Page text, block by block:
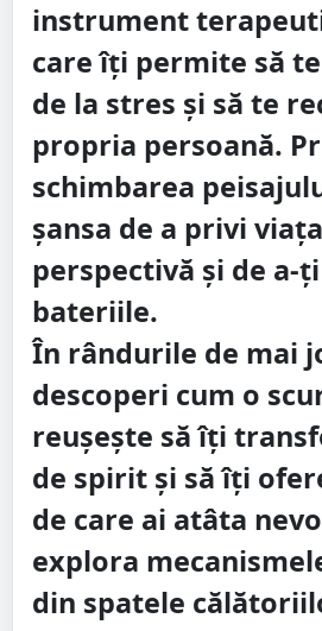
instrument
care îți permite să
de la stres și să te
propria persoană.
schimbarea
șansa de a privi
perspectivă și de a-
bateriile.
În rândurile de mai
descoperi cum o
reușește să îți
de spirit și să îți
de care ai atâta
explora
din spatele